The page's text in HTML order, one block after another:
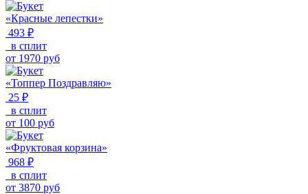
«Красные лепестки»
493 ₽
в сплит
от 1970 руб
«Топпер Поздравляю»
25 ₽
в сплит
от 100 руб
«Фруктовая корзина»
968 ₽
в сплит
от 3870 руб